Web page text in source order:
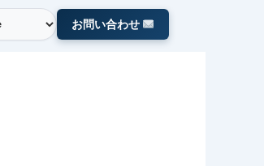
お問い合わせ